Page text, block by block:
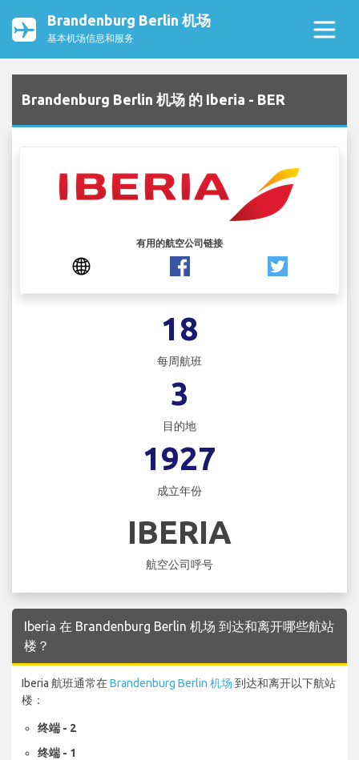
Brandenburg Berlin 机场
基本机场信息和服务
Brandenburg Berlin 机场 的 Iberia - BER
有用的航空公司链接
18
每周航班
3
目的地
1927
成立年份
IBERIA
航空公司呼号
Iberia 在 Brandenburg Berlin 机场 到达和离开哪些航站
楼？
Iberia 航班通常在Brandenburg Berlin 机场 到达和离开以下航站
楼：
终端 - 2
终端 - 1